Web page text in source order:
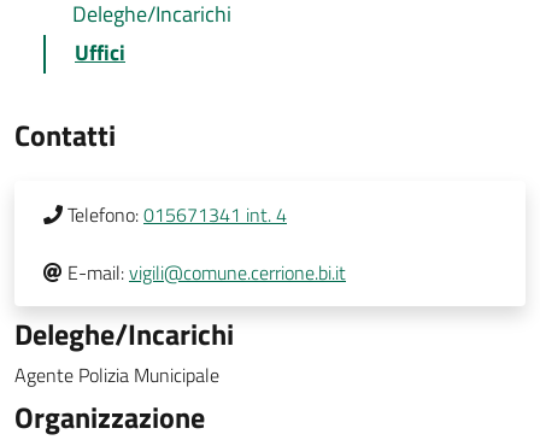
Deleghe/Incarichi
Uffici
Contatti
Telefono:015671341 int. 4
E-mail:vigili@comune.cerrione.bi.it
Deleghe/Incarichi
Agente Polizia Municipale
Organizzazione